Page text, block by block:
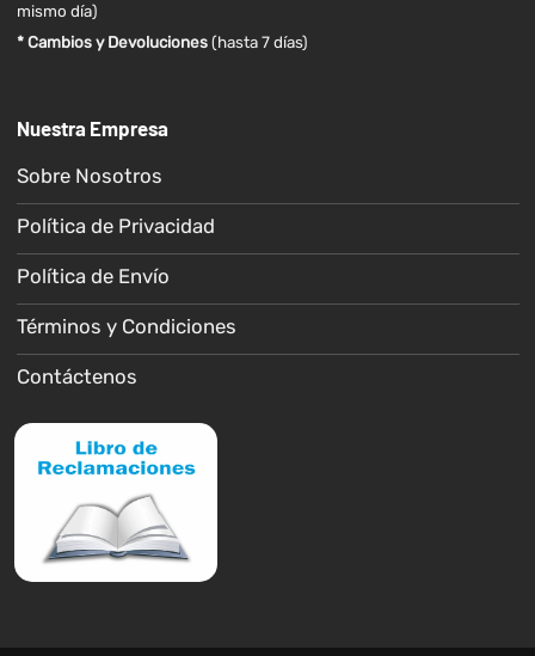
mismo día)
* Cambios y Devoluciones (hasta 7 días)
Nuestra Empresa
Sobre Nosotros
Política de Privacidad
Política de Envío
Términos y Condiciones
Contáctenos